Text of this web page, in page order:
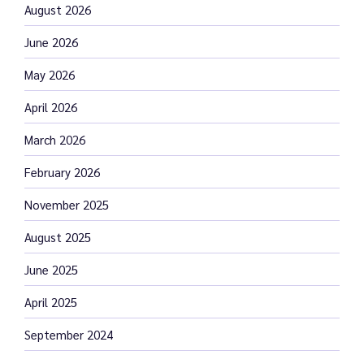
August 2026
June 2026
May 2026
April 2026
March 2026
February 2026
November 2025
August 2025
June 2025
April 2025
September 2024